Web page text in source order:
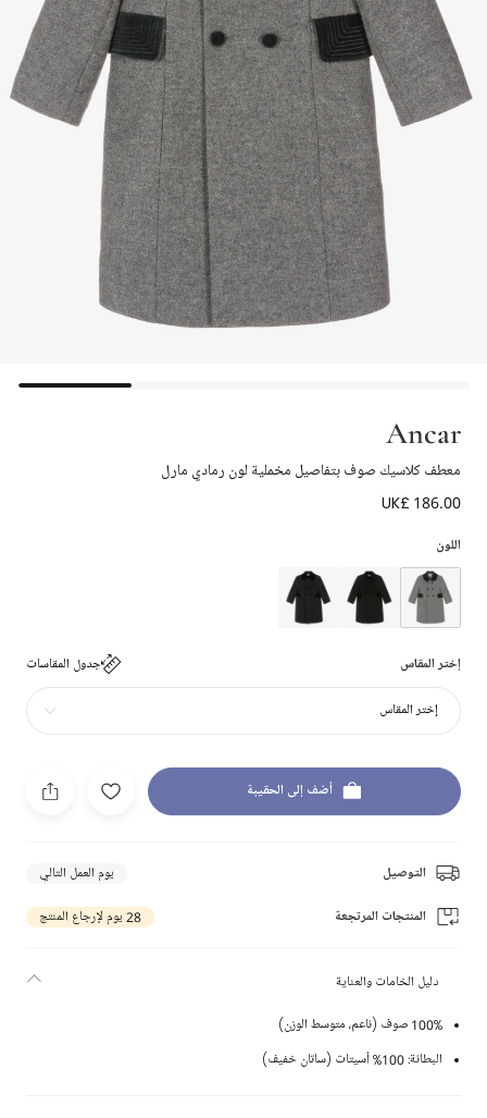
Ancar
معطف كلاسيك صوف بتفاصيل مخملية لون رمادي مارل
UK£ 186.00
اللون
إختر المقاس جدول المقاسات
إختر المقاس
أضف إلى الحقيبة
التوصيل يوم العمل التالي
المنتجات المرتجعة 28 يوم لإرجاع المنتج
دليل الخامات والعناية
100% صوف (ناعم، متوسط الوزن)
البطانة: 100% أسيتات (ساتان خفيف)